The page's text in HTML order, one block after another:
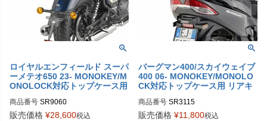
ロイヤルエンフィールド スーパ
ーメテオ650 23- MONOKEY/M
ONOLOCK対応トップケース用
商品番号 SR9060
販売価格 ¥28,600税込
バーグマン400/スカイウェイブ
400 06- MONOKEY/MONOLO
CK対応トップケース用 リアキ
商品番号 SR3115
販売価格 ¥11,800税込